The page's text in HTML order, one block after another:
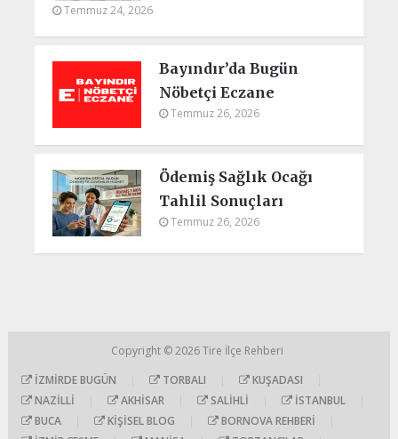
Temmuz 24, 2026
Bayındır’da Bugün
Nöbetçi Eczane
Temmuz 26, 2026
Ödemiş Sağlık Ocağı
Tahlil Sonuçları
Temmuz 26, 2026
Copyright © 2026Tire İlçe Rehberi
İZMIRDE BUGÜN
TORBALI KUŞADASI
NAZILLI
AKHISAR SALIHLI İSTANBUL
BUCA
KIŞISEL BLOG BORNOVA REHBERI